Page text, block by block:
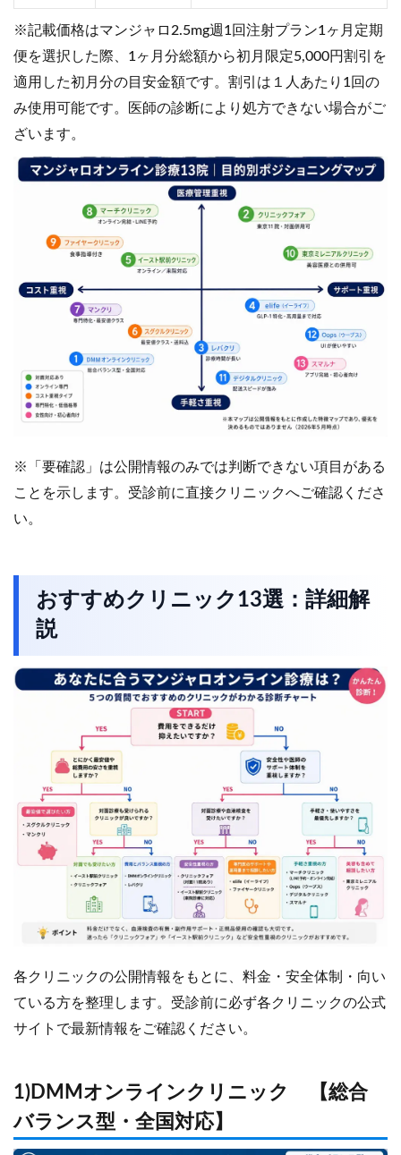
※記載価格はマンジャロ2.5mg週1回注射プラン1ヶ月定期
便を選択した際、1ヶ月分総額から初月限定5,000円割引を
適用した初月分の目安金額です。割引は１人あたり1回の
み使用可能です。医師の診断により処方できない場合がご
ざいます。
※「要確認」は公開情報のみでは判断できない項目がある
ことを示します。受診前に直接クリニックへご確認くださ
い。
おすすめクリニック13選：詳細解
説
各クリニックの公開情報をもとに、料金・安全体制・向い
ている方を整理します。受診前に必ず各クリニックの公式
サイトで最新情報をご確認ください。
1)DMMオンラインクリニック 【総合
バランス型・全国対応】